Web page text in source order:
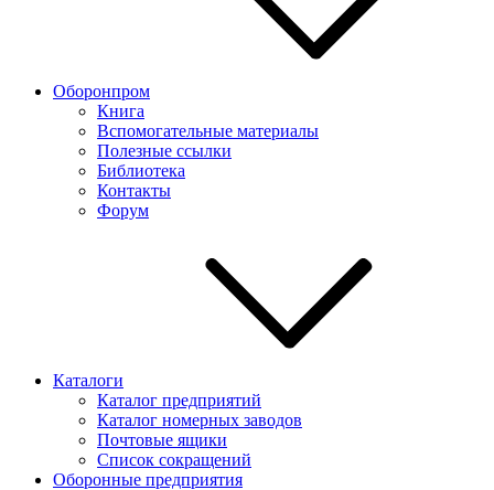
Оборонпром
Книга
Вспомогательные материалы
Полезные ссылки
Библиотека
Контакты
Форум
Каталоги
Каталог предприятий
Каталог номерных заводов
Почтовые ящики
Список сокращений
Оборонные предприятия